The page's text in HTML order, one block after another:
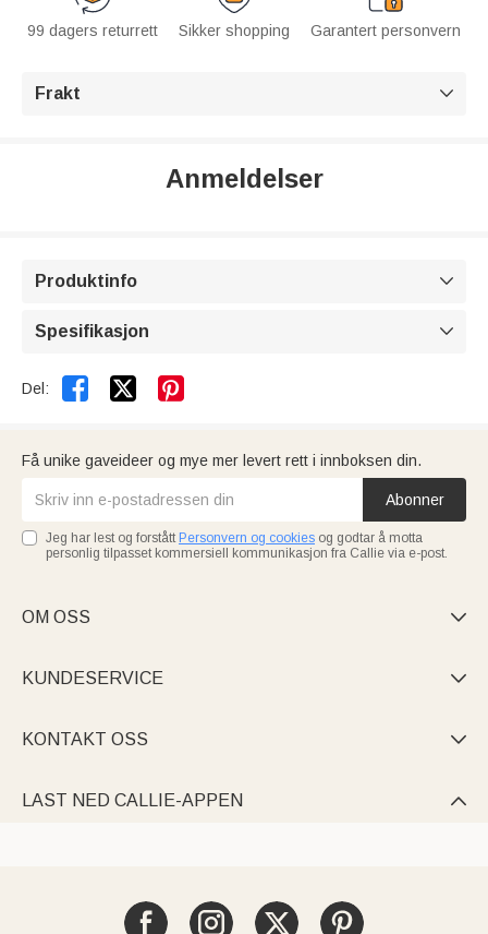
99 dagers returrett Sikker shopping Garantert personvern
Frakt 
Anmeldelser
Produktinfo 
Spesifikasjon 
Del:  
Få unike gaveideer og mye mer levert rett i innboksen din.
Abonner
Jeg har lest og forstått Personvern og cookies og godtar å motta
personlig tilpasset kommersiell kommunikasjon fra Callie via e-post.
OM OSS 
KUNDESERVICE 
KONTAKT OSS 
LAST NED CALLIE-APPEN 